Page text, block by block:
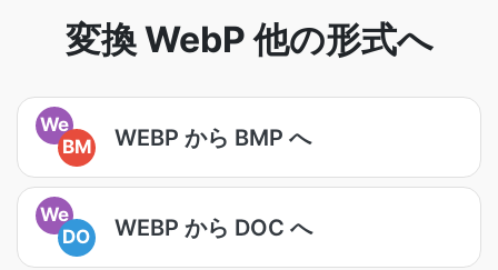
変換 WebP 他の形式へ
We
BM
WEBP から BMP へ
We
DO
WEBP から DOC へ